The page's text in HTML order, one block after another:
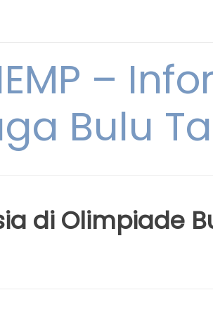
–
Bulu
di Olimpiade